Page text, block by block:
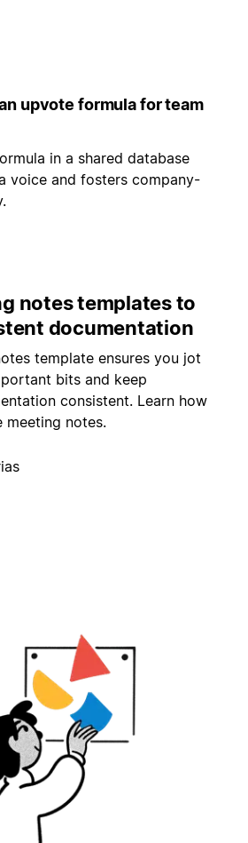
upvote formula for team
in a shared database
voice and fosters company-
notes templates to
documentation
template ensures you jot
bits and keep
consistent. Learn how
notes.